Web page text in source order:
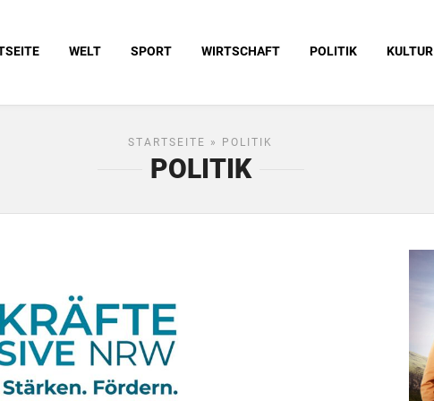
WELT SPORT WIRTSCHAFT POLITIK KULTUR
STARTSEITE » POLITIK
POLITIK